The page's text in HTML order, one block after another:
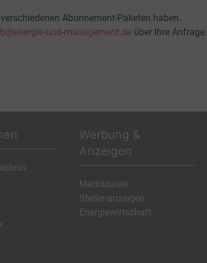
Abonnement-Paketen haben.
und-management.de über Ihre Anfrage.
Werbung &
Anzeigen
Mediadaten
Stellenanzeigen
Energiewirtschaft